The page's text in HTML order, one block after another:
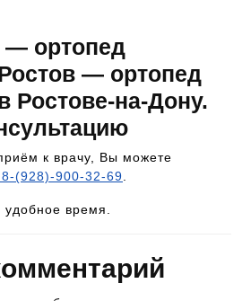
ортопед
— ортопед
Ростове-на-Дону.
к врачу, Вы можете
8-(928)-900-32-69
время.